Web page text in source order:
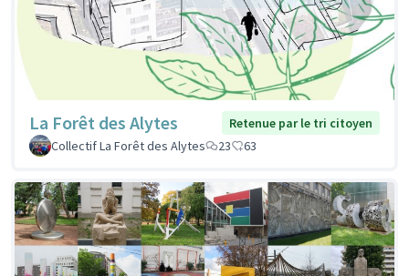
La Forêt des Alytes
Retenue par le tri citoyen
Collectif La Forêt des Alytes
23 63